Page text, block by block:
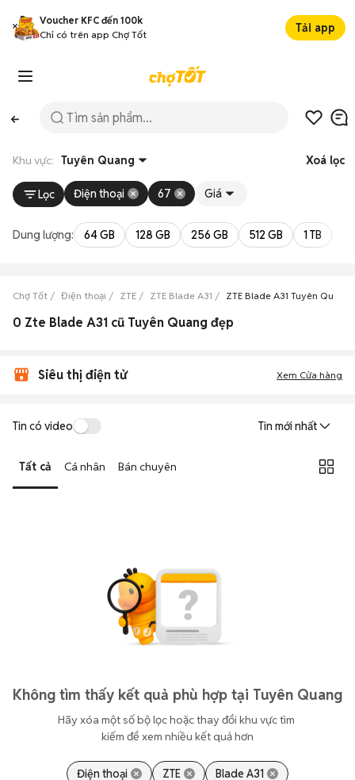
Voucher KFC đến 100k
Chỉ có trên app Chợ Tốt
Tải app
Khu vực: Tuyên Quang Xoá lọc
Lọc Điện thoại 67 Giá
Dung lượng: 64 GB 128 GB 256 GB 512 GB 1 TB
Chợ Tốt Điện thoại ZTE ZTE Blade A31 ZTE Blade A31 Tuyên Quang
0 Zte Blade A31 cũ Tuyên Quang đẹp
Siêu thị điện tử Xem Cửa hàng
Tin có video Tin mới nhất
Tất cả Cá nhân Bán chuyên
Không tìm thấy kết quả phù hợp tại Tuyên Quang
Hãy xóa một số bộ lọc hoặc thay đổi khu vực tìm
kiếm để xem nhiều kết quả hơn
Điện thoại ZTE Blade A31